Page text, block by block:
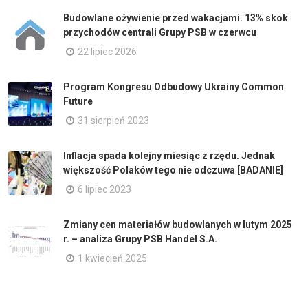
Budowlane ożywienie przed wakacjami. 13% skok
przychodów centrali Grupy PSB w czerwcu
22 lipiec 2026
Program Kongresu Odbudowy Ukrainy Common
Future
31 sierpień 2023
Inflacja spada kolejny miesiąc z rzędu. Jednak
większość Polaków tego nie odczuwa [BADANIE]
6 lipiec 2023
Zmiany cen materiałów budowlanych w lutym 2025
r. – analiza Grupy PSB Handel S.A.
1 kwiecień 2025